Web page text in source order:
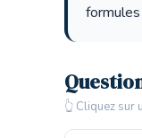
👆 Cliquez